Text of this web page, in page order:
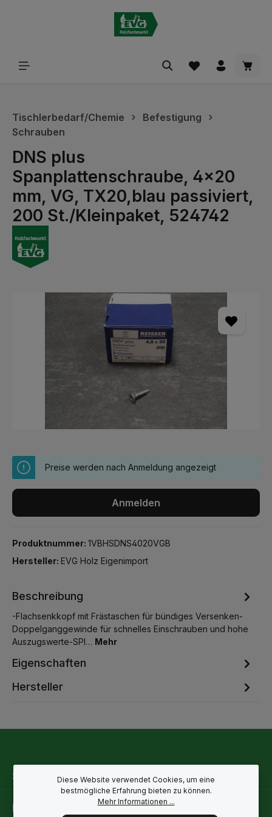
Tischlerbedarf/Chemie
Befestigung
Schrauben
DNS plus
Spanplattenschraube, 4x20
mm, VG, TX20,blau passiviert,
200 St./Kleinpaket, 524742
Bildergalerie überspringen
Preise werden nach Anmeldung angezeigt
Anmelden
Produktnummer: 1VBHSDNS4020VGB
Hersteller: EVG Holz Eigenimport
Beschreibung
-Flachsenkkopf mit Frästaschen für bündiges Versenken-
Doppelganggewinde für schnelles Einschrauben und hohe
Auszugswerte-SPI… Mehr
Eigenschaften
Hersteller
Service-Hotline
Rechtliche Hinweise
Diese Website verwendet Cookies, um eine
bestmögliche Erfahrung bieten zu können.
Mehr Informationen ...